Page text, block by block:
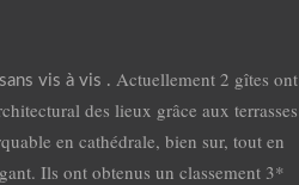
vis à vis . Actuellement 2 gîtes ont
des lieux grâce aux terrasses
en cathédrale, bien sur, tout en
Ils ont obtenus un classement 3*